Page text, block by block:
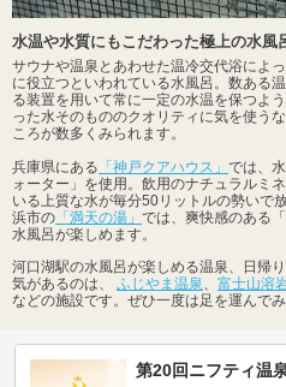
水温や水質にもこだわった極上の水風
サウナや温泉とあわせた温冷交代浴によ
に役立つといわれている水風呂。数ある
る装置を用いて常に一定の水温を保つよ
った水そのもののクオリティに気を使う
ころが数多くみられます。
兵庫県にある 「神戸クアハウス」 では、
ォーター」を使用。飲用のナチュラルミ
いる上質な水が毎分50リットルの勢いで
浜市の 「満天の湯」 では、爽快感のある
水風呂が楽しめます。
河口湖駅の水風呂が楽しめる温泉、日帰
気があるのは、 ふじやま温泉 富士山溶
などの施設です。ぜひ一度は足を運んでみ
第20回ニフティ温